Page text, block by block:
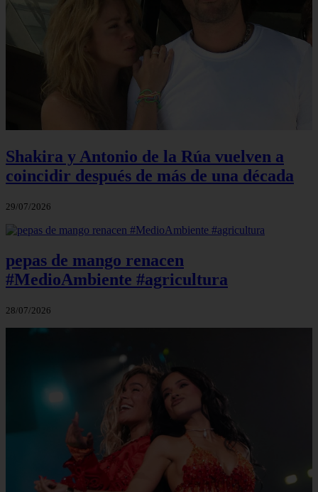
Shakira y Antonio de la Rúa vuelven a
coincidir después de más de una década
29/07/2026
pepas de mango renacen
#MedioAmbiente #agricultura
28/07/2026